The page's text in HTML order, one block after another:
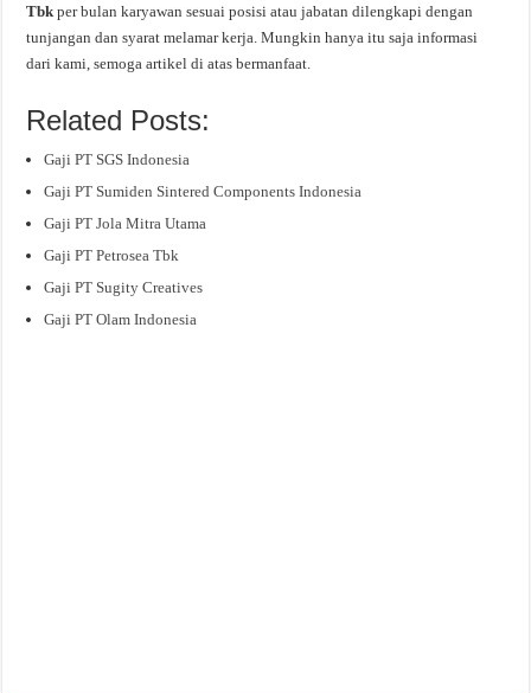
Tbk per bulan karyawan sesuai posisi atau jabatan dilengkapi dengan
tunjangan dan syarat melamar kerja. Mungkin hanya itu saja informasi
dari kami, semoga artikel di atas bermanfaat.
Related Posts:
Gaji PT SGS Indonesia
Gaji PT Sumiden Sintered Components Indonesia
Gaji PT Jola Mitra Utama
Gaji PT Petrosea Tbk
Gaji PT Sugity Creatives
Gaji PT Olam Indonesia